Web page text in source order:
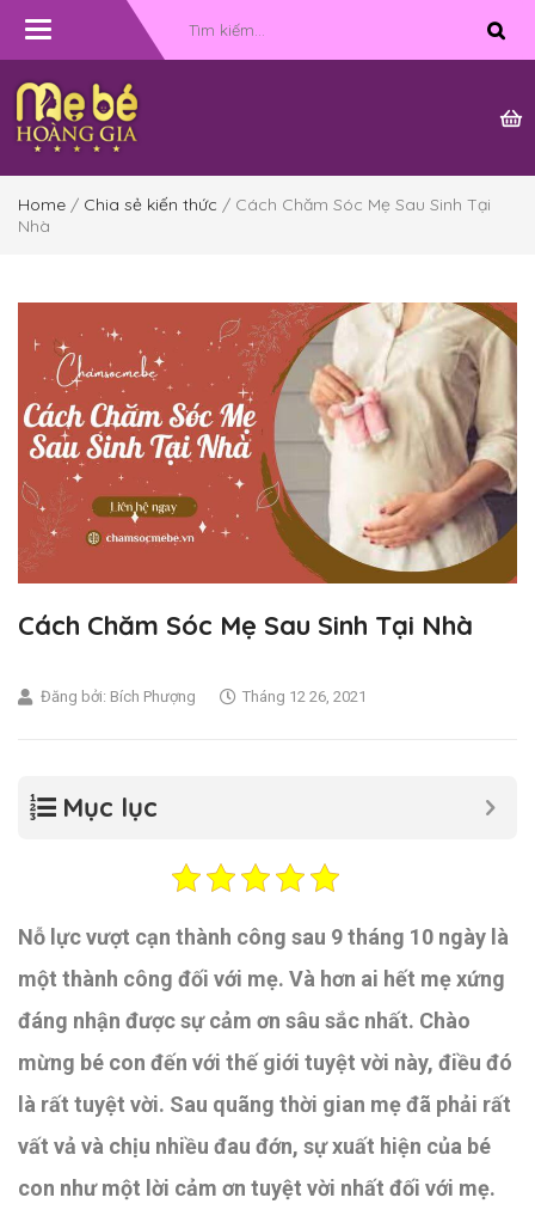
Toggle
Home / Chia sẻ kiến thức / Cách Chăm Sóc Mẹ Sau Sinh Tại
Nhà
Cách Chăm Sóc Mẹ Sau Sinh Tại Nhà
Đăng bởi: Bích Phượng Tháng 12 26, 2021
Mục lục
Nỗ lực vượt cạn thành công sau 9 tháng 10 ngày là
một thành công đối với mẹ. Và hơn ai hết mẹ xứng
đáng nhận được sự cảm ơn sâu sắc nhất. Chào
mừng bé con đến với thế giới tuyệt vời này, điều đó
là rất tuyệt vời. Sau quãng thời gian mẹ đã phải rất
vất vả và chịu nhiều đau đớn, sự xuất hiện của bé
con như một lời cảm ơn tuyệt vời nhất đối với mẹ.